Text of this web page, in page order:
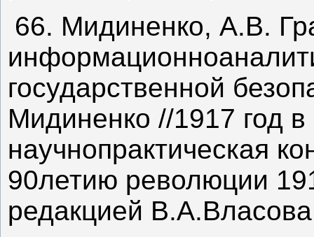
66. Мидиненко, А.В.
государственной
Мидиненко //1917 год
научнопрактическая
90летию революции
редакцией